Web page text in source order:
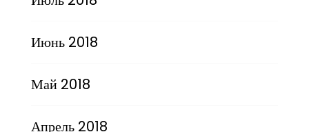
Июнь 2018
Май 2018
Апрель 2018